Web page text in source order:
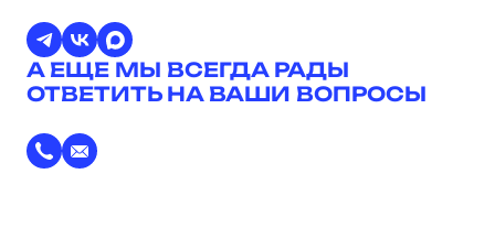
А ЕЩЕ МЫ ВСЕГДА РАДЫ
ОТВЕТИТЬ НА ВАШИ ВОПРОСЫ